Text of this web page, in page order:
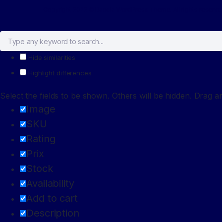
Hide similarities
Highlight differences
Select the fields to be shown. Others will be hidden. Drag
Image
SKU
Rating
Prix
Stock
Availability
Add to cart
Description